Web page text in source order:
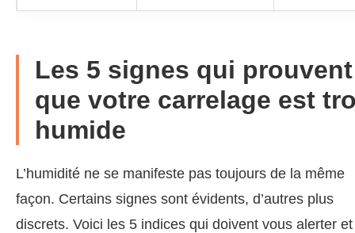
Les 5 signes qui prouvent
que votre carrelage est
humide
L’humidité ne se manifeste pas toujours de la même
façon. Certains signes sont évidents, d’autres plus
discrets. Voici les 5 indices qui doivent vous alerter et